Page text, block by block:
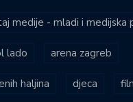
medije - mladi i medijska
lado arena zagreb
haljina djeca